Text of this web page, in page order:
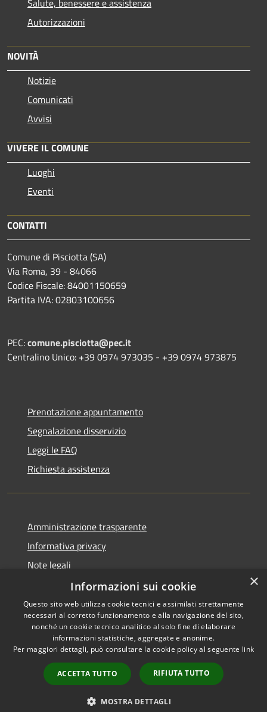
Autorizzazioni
NOVITÀ
Notizie
Comunicati
Avvisi
VIVERE IL COMUNE
Luoghi
Eventi
CONTATTI
Comune di Pisciotta (SA)
Via Roma, 39 - 84066
Codice Fiscale: 84001150659
Partita IVA: 02803100656
PEC:comune.pisciotta@pec.it
Centralino Unico: +39 0974 973035 - +39 0974 973875
Prenotazione appuntamento
Segnalazione disservizio
Leggi le FAQ
Richiesta assistenza
Amministrazione trasparente
Informativa privacy
Note legali
Dichiarazione di accessibilità
RSS
Accessibilità
Copyright © 2026 • Comune di
Pisciotta • Powered by
Municipium•
Accesso
redazione
×
Informazioni sui cookie
Questo sito web utilizza cookie tecnici e assimilati strettamente
necessari al corretto funzionamento e alla navigazione del sito,
nonché un cookie tecnico analitico al solo fine di elaborare
informazioni statistiche, aggregate e anonime.
Per maggiori dettagli, può consultare la cookie policy al seguente link
ACCETTA TUTTO RIFIUTA TUTTO
MOSTRA DETTAGLI